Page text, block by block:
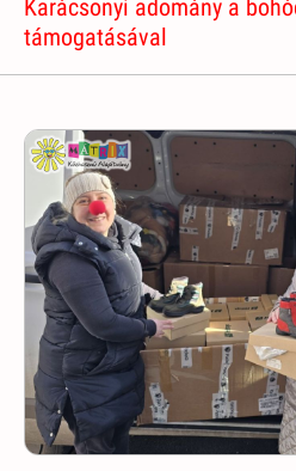
Karácsonyi adomány a
támogatásával